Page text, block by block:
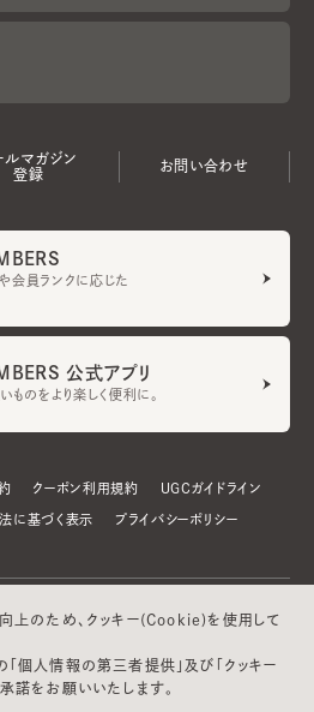
ルマガジン
登録
お問い合わせ
会員ランクに応じた
公式アプリ
のをより楽しく便利に。
クーポン利用規約 UGCガイドライン
に基づく表示 プライバシーポリシー
上のため、クッキー(Cookie)を使用して
「個人情報の第三者提供」及び「クッキー
諾をお願いいたします。